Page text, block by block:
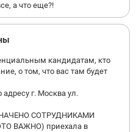
а что еще?!
кандидатам, кто
о том, что вас там будет
г. Москва ул.
СОТРУДНИКАМИ
ВАЖНО) приехала в